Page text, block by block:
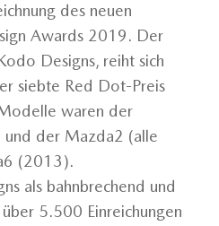
des neuen
Awards 2019. Der
Designs, reiht sich
siebte Red Dot-Preis
waren der
der Mazda2 (alle
(2013).
als bahnbrechend und
5.500 Einreichungen